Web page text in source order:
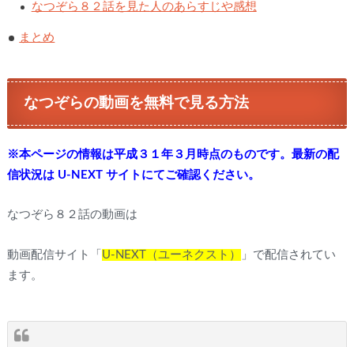
なつぞら８２話を見た人のあらすじや感想
まとめ
なつぞらの動画を無料で見る方法
※本ページの情報は平成３１年３月時点のものです。最新の配
信状況は U-NEXT サイトにてご確認ください。
なつぞら８２話の動画は
動画配信サイト「 U-NEXT（ユーネクスト）
」で配信されてい
ます。